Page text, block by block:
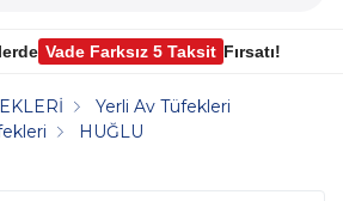
Vade Farksız 5 Taksit Fırsatı!
Yerli Av Tüfekleri
HUĞLU